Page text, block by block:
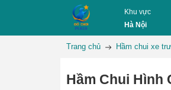
Khu vực
Hà Nội
Trang chủ Hầm chui xe
Hầm Chui Hình